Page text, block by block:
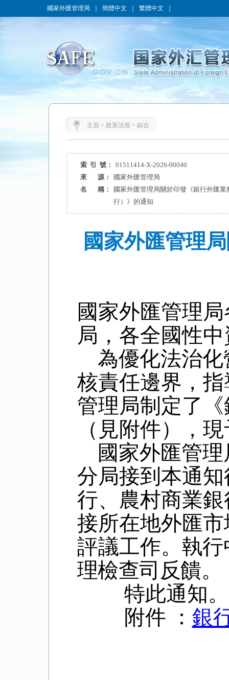
國家外匯管理局 簡體中文 繁體中文
主頁 > 政策法規 > 綜合
索 引 號：
01511414-X-2026-00040
來 源：
國家外匯管理局
名 稱：
國家外匯管理局關於印發《銀行外匯
行）》的通知
國家外匯管理
國家外匯管理
局，各全國性
為優化法治
核責任邊界，
管理局制定了
（見附件），
國家外匯管
分局接到本通
行、農村商業
接所在地外匯
評議工作。 執行
理檢查司反饋。
特此通知。
附件 ： 銀